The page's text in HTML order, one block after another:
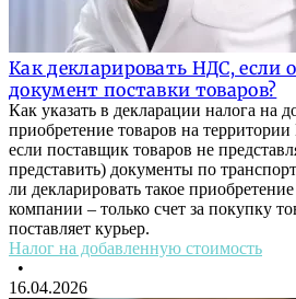
Как декларировать НДС, если
документ поставки товаров?
Как указать в декларации налога на
приобретение товаров на
если поставщик товаров не
представить) документы по
ли декларировать такое
компании – только счет за покупку
поставляет курьер.
Налог на добавленную стоимость
•
16.04.2026